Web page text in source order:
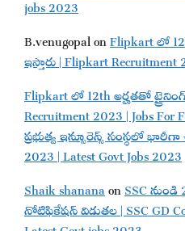
B.venugopalonFlipkart లో
ఇస్తారు | Flipkart Recruitment
Flipkart లో 12th అర్హతతో
Recruitment 2023 | Jobs For
ప్రభుత్వ ఇన్సూరెన్స్ సంస్థలో
2023 | Latest Govt Jobs 2023
Shaik shananaonSSC
నోటిఫికేషన్ విడుతల | SSC GD